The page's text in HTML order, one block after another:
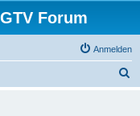
Forum
Anmelden